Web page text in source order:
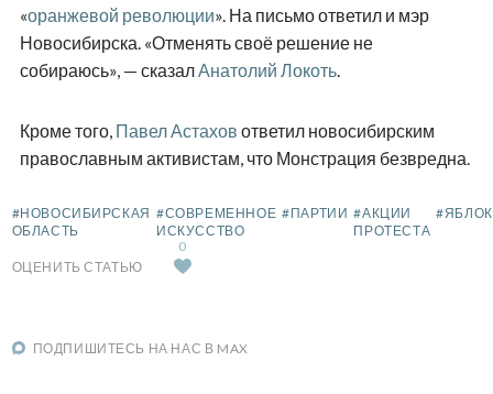
«оранжевой революции». На письмо ответил и мэр
Новосибирска. «Отменять своё решение не
собираюсь», — сказалАнатолий Локоть.
Кроме того, Павел Астахов ответил новосибирским
православным активистам, что Монстрация безвредна.
#НОВОСИБИРСКАЯ
ОБЛАСТЬ
#СОВРЕМЕННОЕ
ИСКУССТВО
#ПАРТИИ #АКЦИИ
ПРОТЕСТА
ОЦЕНИТЬ СТАТЬЮ
0
ПОДПИШИТЕСЬ НА НАС В MAX